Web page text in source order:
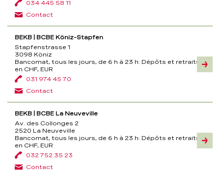
034 445 58 11
Contact
BEKB | BCBE Köniz-Stapfen
Stapfenstrasse 1
3098 Köniz
Bancomat, tous les jours, de 6 h à 23 h: Dépôts et retraits
en CHF, EUR
031 974 45 70
Contact
BEKB | BCBE La Neuveville
Av. des Collonges 2
2520 La Neuveville
Bancomat, tous les jours, de 6 h à 23 h: Dépôts et retraits
en CHF, EUR
032 752 35 23
Contact